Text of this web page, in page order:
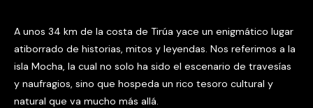
A unos 34 km de la costa de Tirúa yace un enigmático lugar
atiborrado de historias, mitos y leyendas. Nos referimos a la
isla Mocha, la cual no solo ha sido el escenario de travesías
y naufragios, sino que hospeda un rico tesoro cultural y
natural que va mucho más allá.